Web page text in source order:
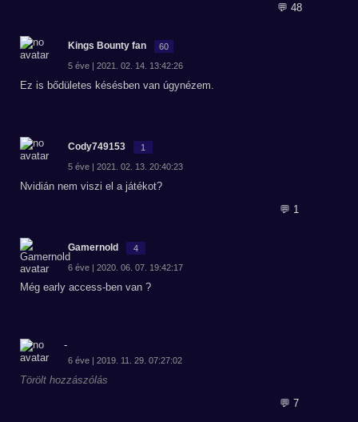
💬 48
Kings Bounty fan 60
5 éve | 2021. 02. 14. 13:42:26
Ez is bődületes késésben van úgynézem.
Cody749153 1
5 éve | 2021. 02. 13. 20:40:23
Nvidián nem viszi el a játékot?
💬 1
Gamernold 4
6 éve | 2020. 06. 07. 19:42:17
Még early access-ben van ?
-
6 éve | 2019. 11. 29. 07:27:02
Törölt hozzászólás
💬 7